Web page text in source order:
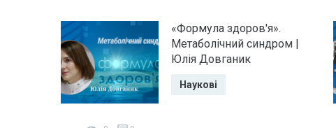
«Формула здоров'я».
Метаболічний синдром |
Юлія Довганик
Наукові